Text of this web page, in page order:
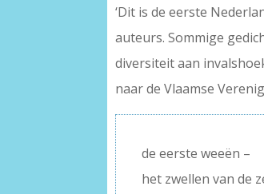
‘Dit is de eerste
auteurs. Sommige
diversiteit aan
naar de Vlaamse
de eerste weeën –
het zwellen van de